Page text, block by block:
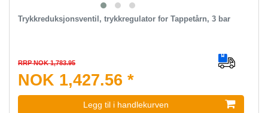
Trykkreduksjonsventil, trykkregulator for Tappetårn, 3 bar
RRP NOK 1,783.95
NOK 1,427.56 *
Legg til i handlekurven